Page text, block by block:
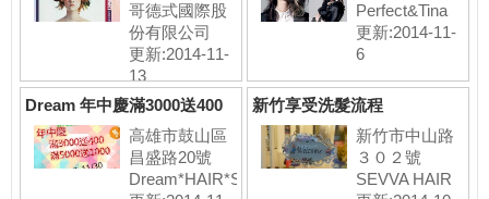
哥德式國際股
份有限公司
更新:2014-11-
13
Perfect&Tina
更新:2014-11-
6
Dream 年中慶滿3000送400
高雄市鼓山區
昌盛路20號
Dream*HAIR*SALO..
新竹享受洗髮流程
新竹市中山路
３０２號
SEVVA HAIR